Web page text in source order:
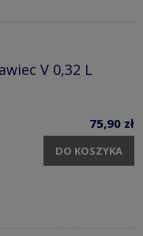
V 0,32 L
75,90 zł
DO KOSZYKA